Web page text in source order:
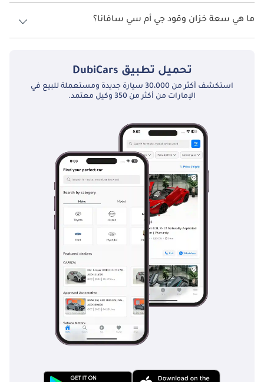
السرعة القصوى جي أم سي سافانا هي TBD.
ما هي سعة خزان وقود جي أم سي سافانا؟
تبلغ سعة خزان الوقود في جي أم سي سافانا TBD.
تحميل تطبيق DubiCars
استكشف أكثر من 30،000 سيارة جديدة ومستعملة للبيع في
الإمارات من أكثر من 350 وكيل معتمد.